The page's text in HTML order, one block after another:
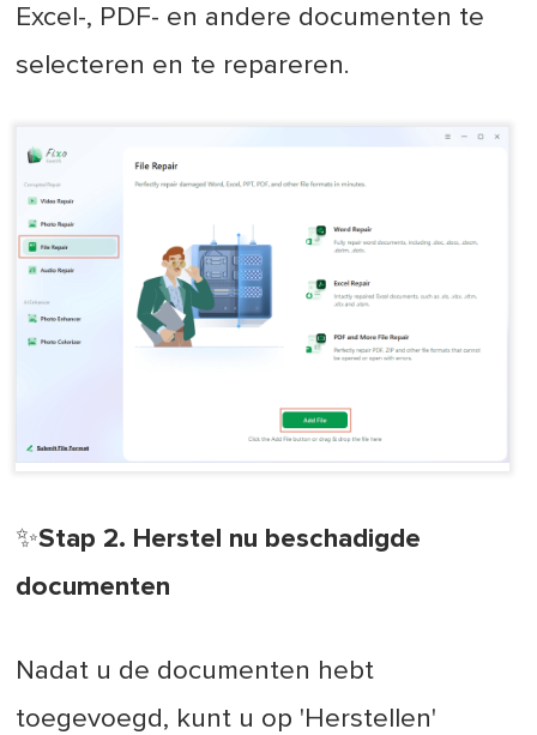
Excel-, PDF- en andere documenten te
selecteren en te repareren.
✨Stap 2. Herstel nu beschadigde
documenten
Nadat u de documenten hebt
toegevoegd, kunt u op 'Herstellen'